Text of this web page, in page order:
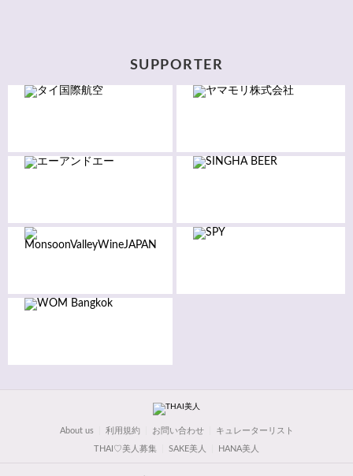
SUPPORTER
About us 利用規約 お問い合わせ キュレーターリスト
THAI♡美人募集 SAKE美人 HANA美人